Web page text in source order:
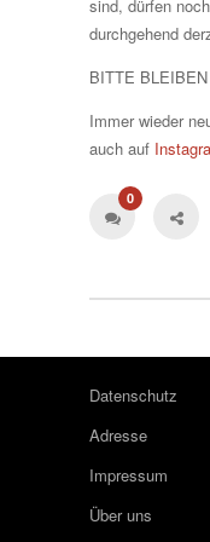
sind, dürfen
durchgehend
BITTE
Immer wieder
auch auf
0
Datenschutz
Adresse
Impressum
Über uns